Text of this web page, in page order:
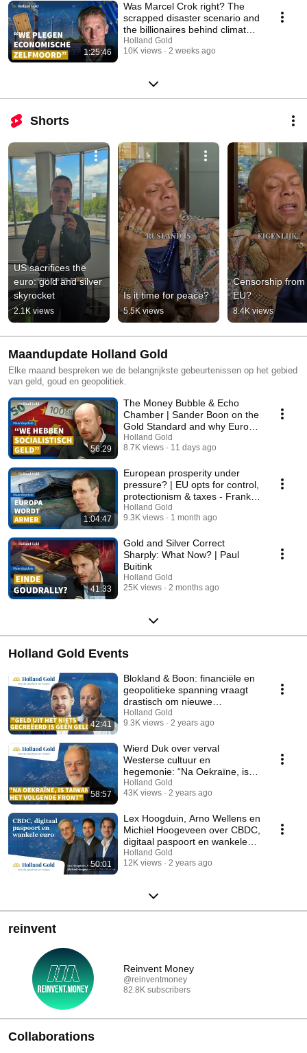
1:25:46
Was Marcel Crok right? The
scrapped disaster scenario and
the billionaires behind climate
activism
Holland Gold
10K views
2 weeks ago
Shorts
US sacrifices the
euro: gold and silver
skyrocket
2.1K views
Is it time for peace?
5.5K views
Censorship from
EU?
8.4K views
Maandupdate Holland Gold
Elke maand bespreken we de belangrijkste gebeurtenissen op het gebied
van geld, goud en geopolitiek.
56:29
The Money Bubble & Echo
Chamber | Sander Boon on the
Gold Standard and why Europe
is stalling
Holland Gold
8.7K views
11 days ago
1:04:47
European prosperity under
pressure? | EU opts for control,
protectionism & taxes - Frank
Knopers
Holland Gold
9.3K views
1 month ago
41:33
Gold and Silver Correct
Sharply: What Now? | Paul
Buitink
Holland Gold
25K views
2 months ago
Holland Gold Events
42:41
Blokland & Boon: financiële en
geopolitieke spanning vraagt
drastisch om nieuwe
beleggingsstrategie.
Holland Gold
9.3K views
2 years ago
58:57
Wierd Duk over verval
Westerse cultuur en
hegemonie: “Na Oekraïne, is
Taiwan het volgende front.”
Holland Gold
43K views
2 years ago
50:01
Lex Hoogduin, Arno Wellens en
Michiel Hoogeveen over CBDC,
digitaal paspoort en wankele
euro
Holland Gold
12K views
2 years ago
reinvent
Reinvent Money
@reinventmoney
82.8K subscribers
Collaborations